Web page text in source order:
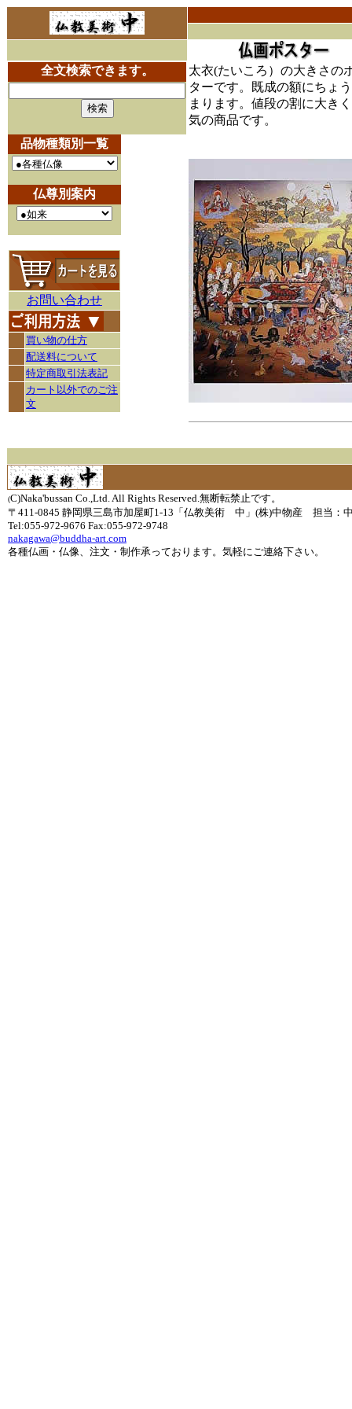
全文検索できます。
品物種類別一覧
仏尊別案内
お問い合わせ
買い物の仕方
配送料について
特定商取引法表記
カート以外でのご注
文
太衣(たいころ）の大きさの
ターです。既成の額にちょ
まります。値段の割に大き
気の商品です。
(C)Naka'bussan Co.,Ltd. All Rights Reserved.無断転禁止です。
〒411-0845 静岡県三島市加屋町1-13「仏教美術 中」(株)中物産 担当：
Tel:055-972-9676 Fax:055-972-9748
nakagawa@buddha-art.com
各種仏画・仏像、注文・制作承っております。気軽にご連絡下さい。